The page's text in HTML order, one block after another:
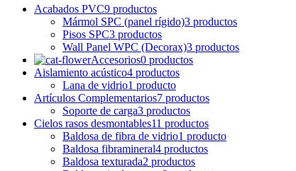
Acabados PVC9 productos
Mármol SPC (panel rígido)3 productos
Pisos SPC3 productos
Wall Panel WPC (Decorax)3 productos
Accesorios0 productos
Aislamiento acústico4 productos
Lana de vidrio1 producto
Artículos Complementarios7 productos
Soporte de carga3 productos
Cielos rasos desmontables11 productos
Baldosa de fibra de vidrio1 producto
Baldosa fibramineral4 productos
Baldosa texturada2 productos